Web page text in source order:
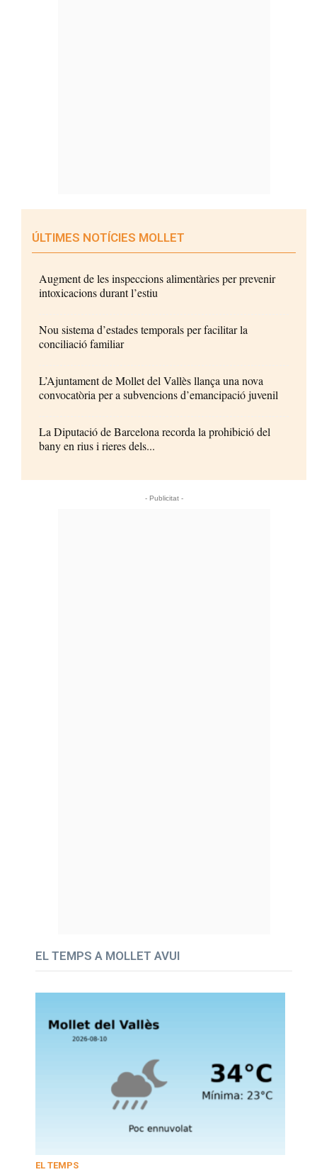
ÚLTIMES NOTÍCIES MOLLET
Augment de les inspeccions alimentàries per prevenir
intoxicacions durant l’estiu
Nou sistema d’estades temporals per facilitar la
conciliació familiar
L’Ajuntament de Mollet del Vallès llança una nova
convocatòria per a subvencions d’emancipació juvenil
La Diputació de Barcelona recorda la prohibició del
bany en rius i rieres dels...
- Publicitat -
EL TEMPS A MOLLET AVUI
EL TEMPS